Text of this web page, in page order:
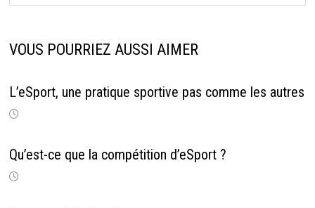
VOUS POURRIEZ AUSSI AIMER
L’eSport, une pratique sportive pas comme les autres
Qu’est-ce que la compétition d’eSport ?